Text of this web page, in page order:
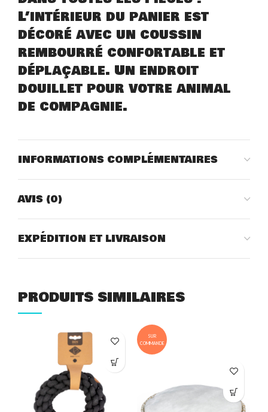
L’intérieur du panier est
décoré avec un coussin
rembourré confortable et
déplaçable. Un endroit
douillet pour votre animal
de compagnie.
INFORMATIONS COMPLÉMENTAIRES
AVIS (0)
EXPÉDITION ET LIVRAISON
PRODUITS SIMILAIRES
SUR
COMMANDE